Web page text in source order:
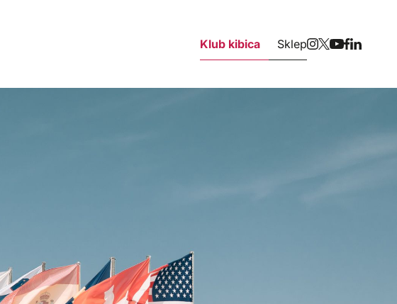
Klub kibica Sklep